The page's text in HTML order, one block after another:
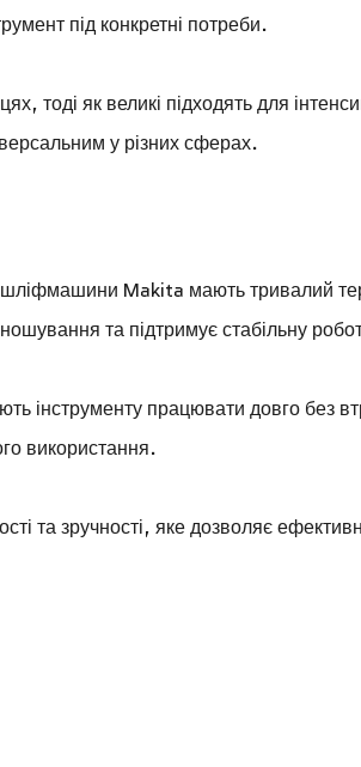
під конкретні потреби.
тоді як великі підходять для
у різних сферах.
шліфмашини Makita мають тривалий
та підтримує стабільну
інструменту працювати довго без
використання.
та зручності, яке дозволяє